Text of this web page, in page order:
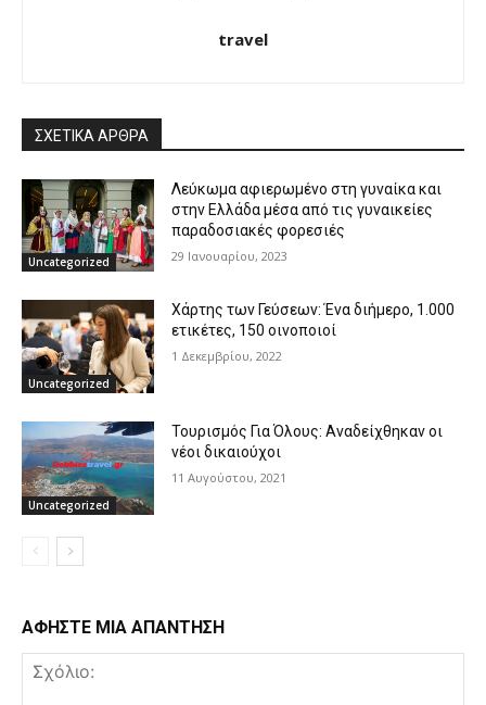
travel
ΣΧΕΤΙΚΑ ΑΡΘΡΑ
Uncategorized
Λεύκωμα αφιερωμένο στη γυναίκα και
στην Ελλάδα μέσα από τις γυναικείες
παραδοσιακές φορεσιές
29 Ιανουαρίου, 2023
Uncategorized
Χάρτης των Γεύσεων: Ένα διήμερο, 1.000
ετικέτες, 150 οινοποιοί
1 Δεκεμβρίου, 2022
Uncategorized
Τουρισμός Για Όλους: Αναδείχθηκαν οι
νέοι δικαιούχοι
11 Αυγούστου, 2021
ΑΦΗΣΤΕ ΜΙΑ ΑΠΑΝΤΗΣΗ